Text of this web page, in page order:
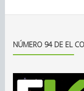
NÚMERO 94 DE EL